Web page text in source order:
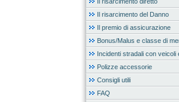
Il risarcimento del Danno
Il premio di assicurazione
Bonus/Malus e classe di
Incidenti stradali con veicoli
Polizze accessorie
Consigli utili
FAQ